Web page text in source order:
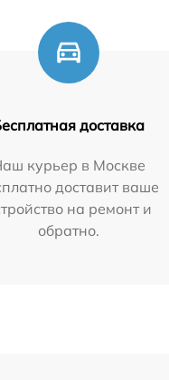
доставка
курьер в Москве
доставит ваше
на ремонт и
обратно.